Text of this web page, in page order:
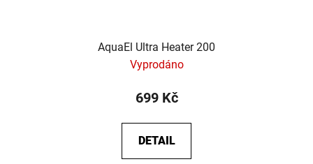
AquaEl Ultra Heater 200
Vyprodáno
699 Kč
DETAIL